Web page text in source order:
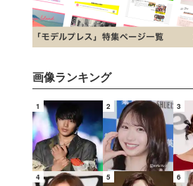
画像ランキング
1 2 3
4 5 6